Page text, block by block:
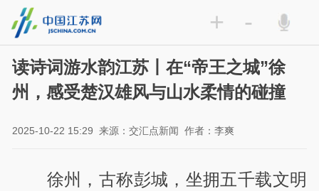
+ -
读诗词游水韵江苏丨在“帝王之城”徐
州，感受楚汉雄风与山水柔情的碰撞
2025-10-22 15:29 来源：交汇点新闻 作者：李爽
徐州，古称彭城，坐拥五千载文明